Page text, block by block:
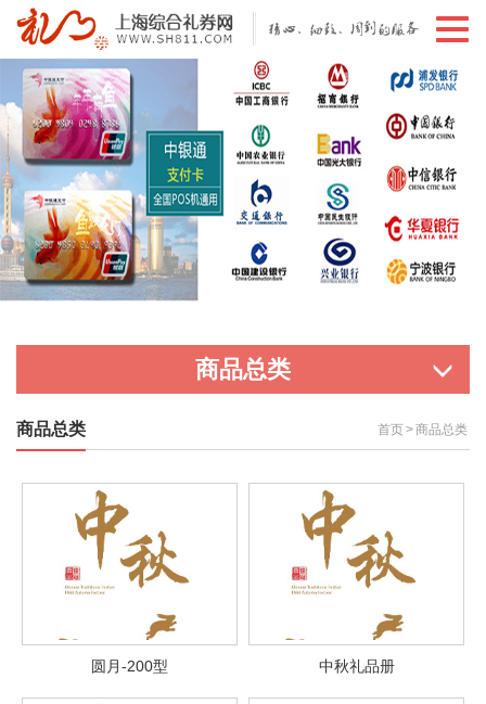
切
导
商品总类
商品总类 首页>商品总类
圆月-200型 中秋礼品册